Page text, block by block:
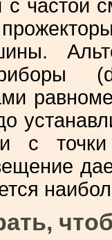
частой
с